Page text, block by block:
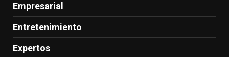
Empresarial
Entretenimiento
Expertos